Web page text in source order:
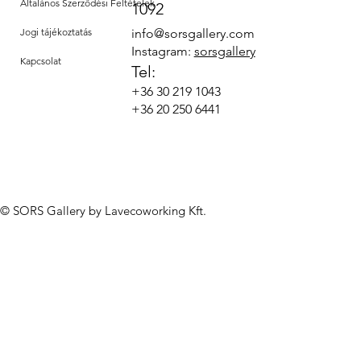
Általános Szerződési Feltételek
Jogi tájékoztatás
Kapcsolat
© SORS Gallery by Lavecoworking Kft.
1092
info@sorsgallery.com
Instagram: sorsgallery
Tel:
+36 30 219 1043
+36 20 250 6441